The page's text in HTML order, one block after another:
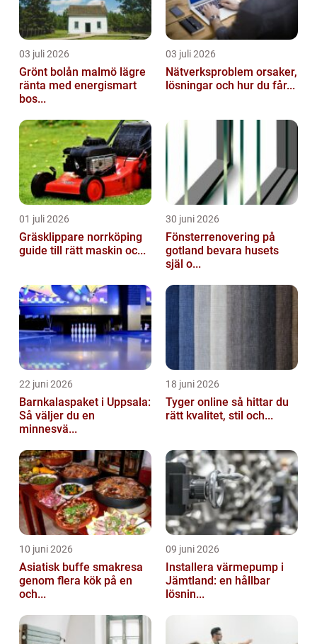
03 juli 2026
Grönt bolån malmö lägre
ränta med energismart
bos...
03 juli 2026
Nätverksproblem orsaker,
lösningar och hur du får...
01 juli 2026
Gräsklippare norrköping
guide till rätt maskin oc...
30 juni 2026
Fönsterrenovering på
gotland bevara husets
själ o...
22 juni 2026
Barnkalaspaket i Uppsala:
Så väljer du en
minnesvä...
18 juni 2026
Tyger online så hittar du
rätt kvalitet, stil och...
10 juni 2026
Asiatisk buffe smakresa
genom flera kök på en
och...
09 juni 2026
Installera värmepump i
Jämtland: en hållbar
lösnin...